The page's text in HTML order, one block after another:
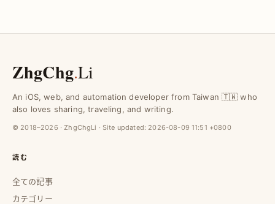
ZhgChg.Li
An iOS, web, and automation developer from Taiwan 🇹🇼 who
also loves sharing, traveling, and writing.
© 2018–2026 · ZhgChgLi · Site updated: 2026-08-09 11:51 +0800
読む
全ての記事
カテゴリー